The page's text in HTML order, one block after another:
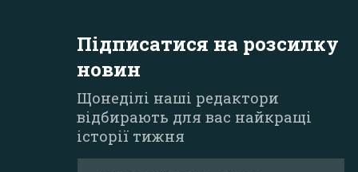
Підписатися на розсилку
новин
Щонеділі наші редактори
відбирають для вас найкращі
історії тижня